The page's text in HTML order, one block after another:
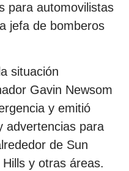
para automovilistas
jefa de bomberos
situación
Gavin Newsom
y emitió
advertencias para
de Sun
y otras áreas.